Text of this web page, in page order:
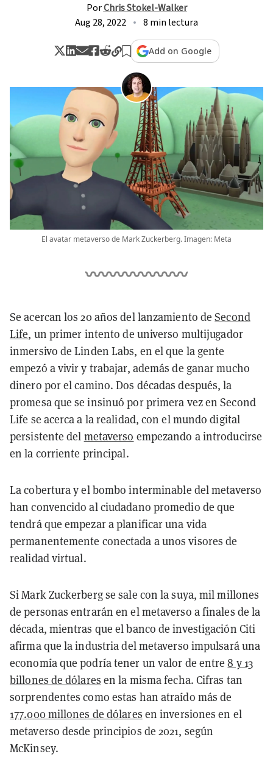
PorChris Stokel-Walker
Aug 28, 2022
8 min lectura
Add on Google
El avatar metaverso de Mark Zuckerberg. Imagen: Meta
Se acercan los 20 años del lanzamiento deSecond
Life, un primer intento de universo multijugador
inmersivo de Linden Labs, en el que la gente
empezó a vivir y trabajar, además de ganar mucho
dinero por el camino. Dos décadas después, la
promesa que se insinuó por primera vez en Second
Life se acerca a la realidad, con el mundo digital
persistente del metaverso empezando a introducirse
en la corriente principal.
La cobertura y el bombo interminable del metaverso
han convencido al ciudadano promedio de que
tendrá que empezar a planificar una vida
permanentemente conectada a unos visores de
realidad virtual.
Si Mark Zuckerberg se sale con la suya, mil millones
de personas entrarán en el metaverso a finales de la
década, mientras que el banco de investigación Citi
afirma que la industria del metaverso impulsará una
economía que podría tener un valor de entre8 y 13
billones de dólares en la misma fecha. Cifras tan
sorprendentes como estas han atraído más de
177.000 millones de dólares en inversiones en el
metaverso desde principios de 2021, según
McKinsey.